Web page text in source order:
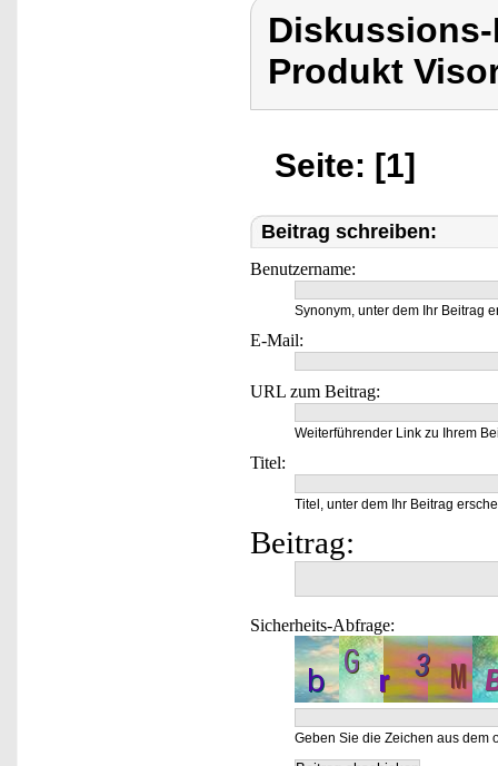
Produkt
Seite: [1]
Beitrag schreiben:
Benutzername:
Synonym, unter dem Ihr Beitrag
E-Mail:
URL zum Beitrag:
Weiterführender Link zu Ihrem
Titel:
Titel, unter dem Ihr Beitrag
Beitrag:
Sicherheits-Abfrage:
Geben Sie die Zeichen aus dem